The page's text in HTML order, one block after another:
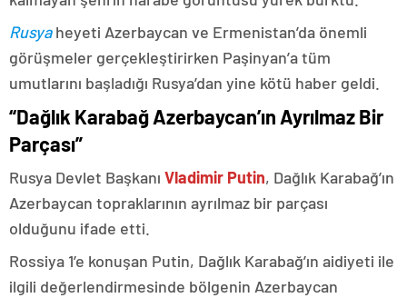
Rusyaheyeti Azerbaycan ve Ermenistan’da önemli
görüşmeler gerçekleştirirken Paşinyan’a tüm
umutlarını başladığı Rusya’dan yine kötü haber geldi.
“Dağlık Karabağ Azerbaycan’ın Ayrılmaz Bir
Parçası”
Rusya Devlet Başkanı Vladimir Putin, Dağlık Karabağ’ın
Azerbaycan topraklarının ayrılmaz bir parçası
olduğunu ifade etti.
Rossiya 1’e konuşan Putin, Dağlık Karabağ’ın aidiyeti ile
ilgili değerlendirmesinde bölgenin Azerbaycan